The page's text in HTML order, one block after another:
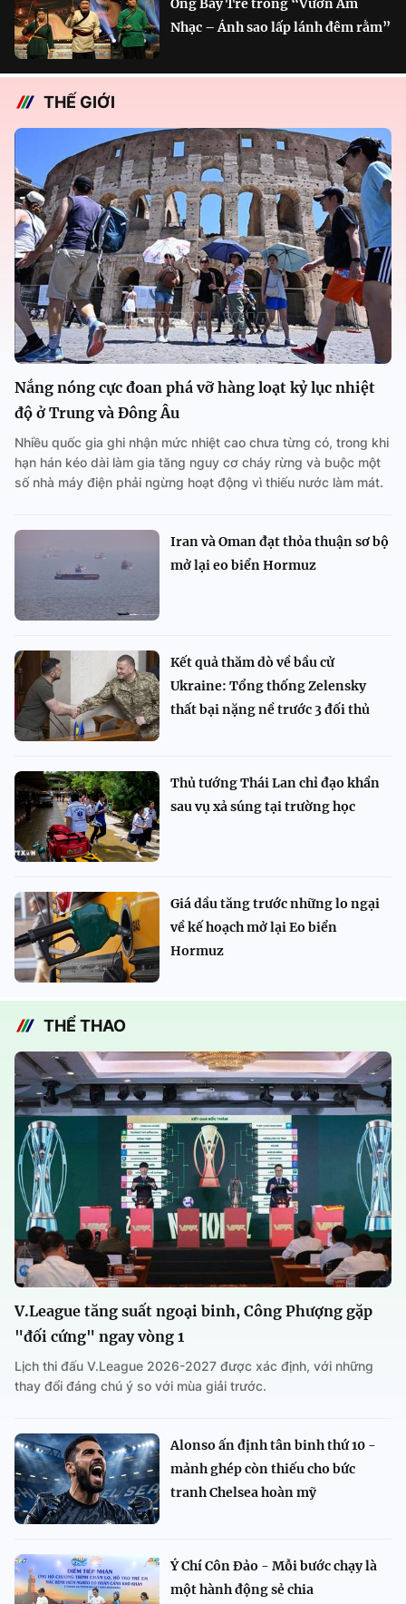
Ông Bảy Tre trong “Vườn Âm
Nhạc – Ánh sao lấp lánh đêm rằm”
THẾ GIỚI
Nắng nóng cực đoan phá vỡ hàng loạt kỷ lục nhiệt
độ ở Trung và Đông Âu
Nhiều quốc gia ghi nhận mức nhiệt cao chưa từng có, trong khi
hạn hán kéo dài làm gia tăng nguy cơ cháy rừng và buộc một
số nhà máy điện phải ngừng hoạt động vì thiếu nước làm mát.
Iran và Oman đạt thỏa thuận sơ bộ
mở lại eo biển Hormuz
Kết quả thăm dò về bầu cử
Ukraine: Tổng thống Zelensky
thất bại nặng nề trước 3 đối thủ
Thủ tướng Thái Lan chỉ đạo khẩn
sau vụ xả súng tại trường học
Giá dầu tăng trước những lo ngại
về kế hoạch mở lại Eo biển
Hormuz
THỂ THAO
V.League tăng suất ngoại binh, Công Phượng gặp
"đối cứng" ngay vòng 1
Lịch thi đấu V.League 2026-2027 được xác định, với những
thay đổi đáng chú ý so với mùa giải trước.
Alonso ấn định tân binh thứ 10 -
mảnh ghép còn thiếu cho bức
tranh Chelsea hoàn mỹ
Ý Chí Côn Đảo - Mỗi bước chạy là
một hành động sẻ chia